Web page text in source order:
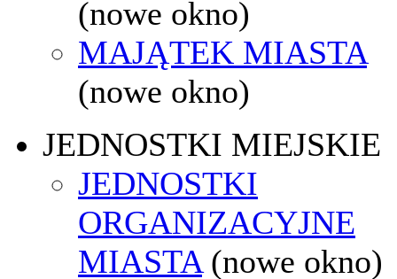
(nowe okno)
MAJĄTEK MIASTA
(nowe okno)
JEDNOSTKI MIEJSKIE
JEDNOSTKI
ORGANIZACYJNE
MIASTA (nowe okno)